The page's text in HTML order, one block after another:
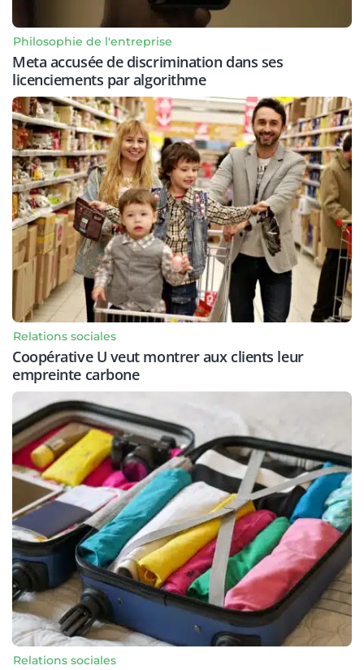
Philosophie de l'entreprise
Meta accusée de discrimination dans ses
licenciements par algorithme
Relations sociales
Coopérative U veut montrer aux clients leur
empreinte carbone
Relations sociales